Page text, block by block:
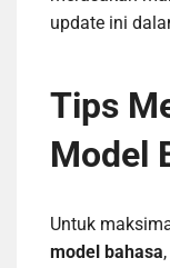
update ini
Tips
Model
Untuk
model bahasa